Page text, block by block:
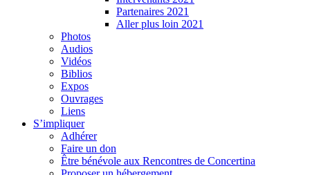
Partenaires 2021
Aller plus loin 2021
Photos
Audios
Vidéos
Biblios
Expos
Ouvrages
Liens
S’impliquer
Adhérer
Faire un don
Être bénévole aux Rencontres de Concertina